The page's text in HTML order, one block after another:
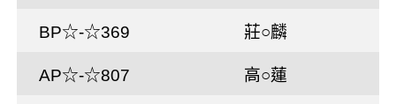
BP☆-☆369 莊○麟
AP☆-☆807 高○蓮